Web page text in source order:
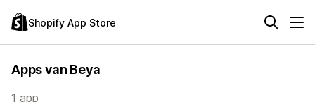
Shopify App Store
Apps van Beya
1 app